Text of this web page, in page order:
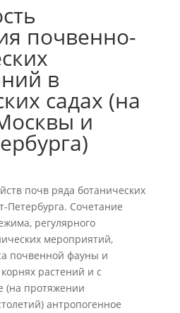
почвенно-
в
садах (на
и
почв ряда ботанических
Петербурга. Сочетание
регулярного
мероприятий,
почвенной фауны и
растений и с
(на протяжении
антропогенное